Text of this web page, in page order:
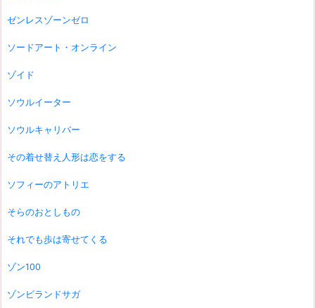
ゼンレスゾーンゼロ
ソードアート・オンライン
ゾイド
ソウルイーター
ソウルキャリバー
その着せ替え人形は恋をする
ソフィーのアトリエ
そらのおとしもの
それでも歩は寄せてくる
ゾン100
ゾンビランドサガ